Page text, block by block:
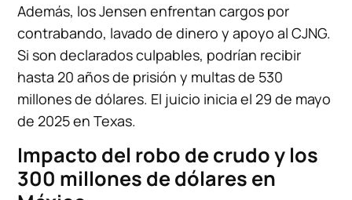
Además, los Jensen enfrentan cargos por
contrabando, lavado de dinero y apoyo al CJNG.
Si son declarados culpables, podrían recibir
hasta 20 años de prisión y multas de 530
millones de dólares. El juicio inicia el 29 de mayo
de 2025 en Texas.
Impacto del robo de crudo y los
300 millones de dólares en